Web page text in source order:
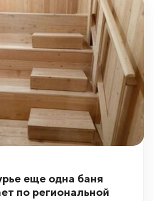
еще одна баня
по региональной